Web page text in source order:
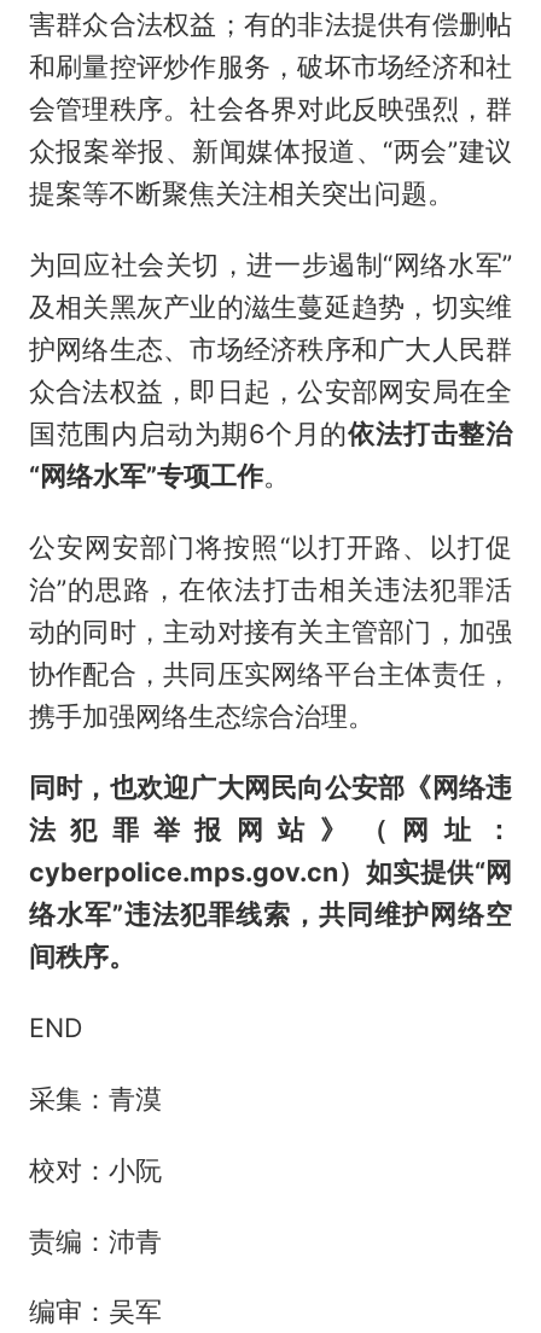
害群众合法权益；有的非法提供有偿删帖
和刷量控评炒作服务，破坏市场经济和社
会管理秩序。社会各界对此反映强烈，群
众报案举报、新闻媒体报道、“两会”建议
提案等不断聚焦关注相关突出问题。
为回应社会关切，进一步遏制“网络水军”
及相关黑灰产业的滋生蔓延趋势，切实维
护网络生态、市场经济秩序和广大人民群
众合法权益，即日起，公安部网安局在全
国范围内启动为期6个月的依法打击整治
“网络水军”专项工作。
公安网安部门将按照“以打开路、以打促
治”的思路，在依法打击相关违法犯罪活
动的同时，主动对接有关主管部门，加强
协作配合，共同压实网络平台主体责任，
携手加强网络生态综合治理。
同时，也欢迎广大网民向公安部《网络违
法犯罪举报网站》（网址：
cyberpolice.mps.gov.cn）如实提供“网
络水军”违法犯罪线索，共同维护网络空
间秩序。
END
采集：青漠
校对：小阮
责编：沛青
编审：吴军